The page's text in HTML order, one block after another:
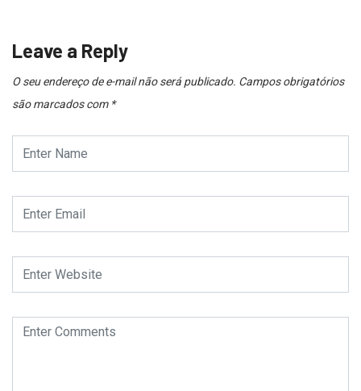
Leave a Reply
O seu endereço de e-mail não será publicado. Campos obrigatórios
são marcados com *